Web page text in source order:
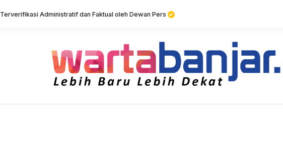
Terverifikasi Administratif dan Faktual oleh Dewan Pers